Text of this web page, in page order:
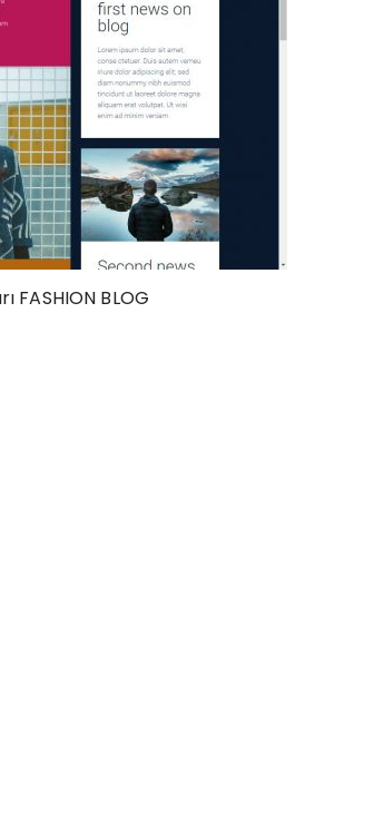
FASHION BLOG